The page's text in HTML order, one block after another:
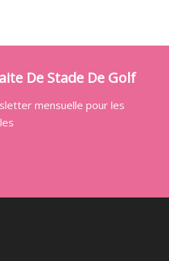
De Stade De Golf
mensuelle pour les